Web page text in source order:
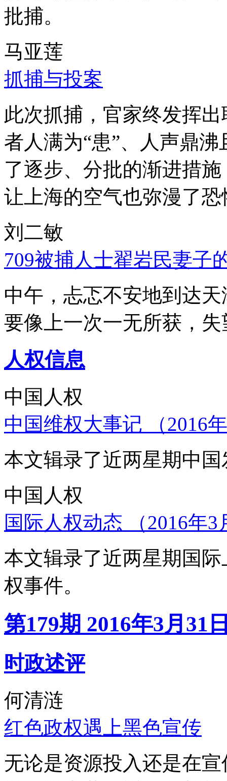
批捕。
马亚莲
抓捕与投案
此次抓捕，官家终发挥
者人满为“患”、人声鼎
了逐步、分批的渐进措
让上海的空气也弥漫了
刘二敏
709被捕人士翟岩民妻子
中午，忐忑不安地到达
要像上一次一无所获，
人权信息
中国人权
中国维权大事记 （2016
本文辑录了近两星期中
中国人权
国际人权动态 （2016年
本文辑录了近两星期国
权事件。
第179期 2016年3月31
时政述评
何清涟
红色政权遇上黑色宣传
无论是资源投入还是在